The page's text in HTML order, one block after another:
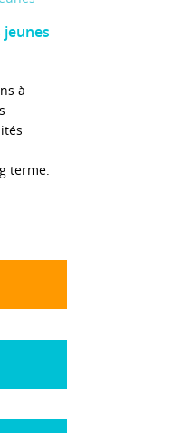
jeunes
à
terme.